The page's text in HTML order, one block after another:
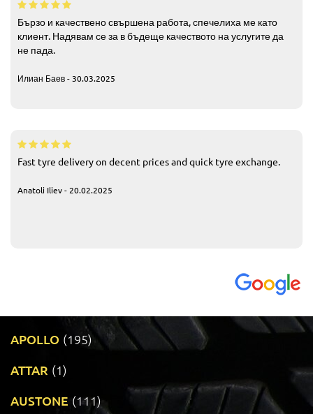
Бързо и качествено свършена работа, спечелиха ме като
клиент. Надявам се за в бъдеще качеството на услугите да
не пада.
Илиан Баев - 30.03.2025
Fast tyre delivery on decent prices and quick tyre exchange.
Anatoli Iliev - 20.02.2025
APOLLO (195)
ATTAR (1)
AUSTONE (111)